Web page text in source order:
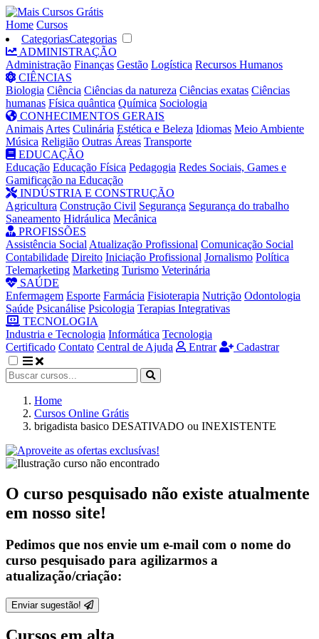
Home Cursos
CategoriasCategorias
ADMINISTRAÇÃO
Administração Finanças Gestão Logística Recursos Humanos
CIÊNCIAS
Biologia Ciência Ciências da natureza Ciências exatas Ciências
humanas Física quântica Química Sociologia
CONHECIMENTOS GERAIS
Animais Artes Culinária Estética e Beleza Idiomas Meio Ambiente
Música Religião Outras Áreas Transporte
EDUCAÇÃO
Educação Educação Física Pedagogia Redes Sociais, Games e
Gamificação na Educação
INDÚSTRIA E CONSTRUÇÃO
Agricultura Construção Civil Segurança Segurança do trabalho
Saneamento Hidráulica Mecânica
PROFISSÕES
Assistência Social Atualização Profissional Comunicação Social
Contabilidade Direito Iniciação Profissional Jornalismo Política
Telemarketing Marketing Turismo Veterinária
SAÚDE
Enfermagem Esporte Farmácia Fisioterapia Nutrição Odontologia
Saúde Psicanálise Psicologia Terapias Integrativas
TECNOLOGIA
Industria e Tecnologia Informática Tecnologia
Certificado Contato Central de Ajuda Entrar Cadastrar
Home
Cursos Online Grátis
brigadista basico DESATIVADO ou INEXISTENTE
O curso pesquisado não existe atualmente
em nosso site!
Pedimos que nos envie um e-mail com o nome do
curso pesquisado para agilizarmos a
atualização/criação:
Enviar sugestão!